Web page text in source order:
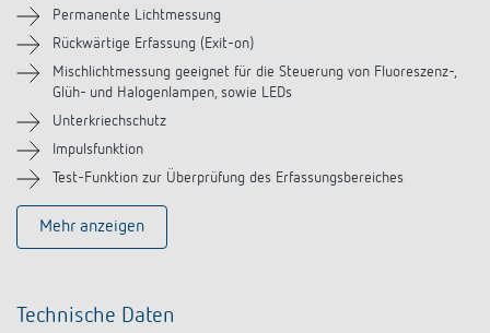
Ähnliche Produkte
Permanente Lichtmessung
Rückwärtige Erfassung (Exit-on)
Mischlichtmessung geeignet für die Steuerung von Fluoreszenz-,
Glüh- und Halogenlampen, sowie LEDs
Unterkriechschutz
Impulsfunktion
Test-Funktion zur Überprüfung des Erfassungsbereiches
Mehr anzeigen
Technische Daten